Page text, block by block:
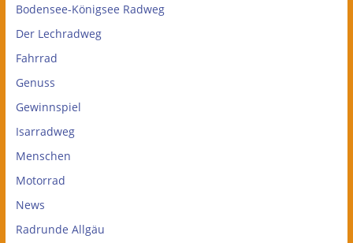
Bodensee-Königsee Radweg
Der Lechradweg
Fahrrad
Genuss
Gewinnspiel
Isarradweg
Menschen
Motorrad
News
Radrunde Allgäu